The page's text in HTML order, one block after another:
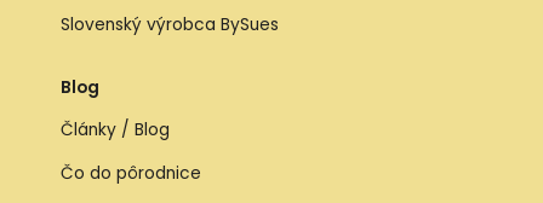
Slovenský výrobca BySues
Blog
Články / Blog
Čo do pôrodnice